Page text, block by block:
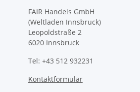
FAIR Handels GmbH
(Weltladen Innsbruck)
Leopoldstraße 2
6020 Innsbruck
Tel: +43 512 932231
Kontaktformular